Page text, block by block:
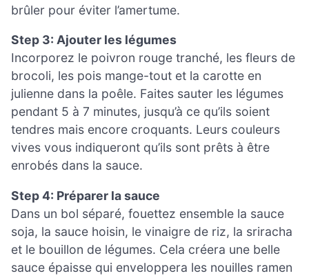
brûler pour éviter l’amertume.
Step 3: Ajouter les légumes
Incorporez le poivron rouge tranché, les fleurs de
brocoli, les pois mange-tout et la carotte en
julienne dans la poêle. Faites sauter les légumes
pendant 5 à 7 minutes, jusqu’à ce qu’ils soient
tendres mais encore croquants. Leurs couleurs
vives vous indiqueront qu’ils sont prêts à être
enrobés dans la sauce.
Step 4: Préparer la sauce
Dans un bol séparé, fouettez ensemble la sauce
soja, la sauce hoisin, le vinaigre de riz, la sriracha
et le bouillon de légumes. Cela créera une belle
sauce épaisse qui enveloppera les nouilles ramen